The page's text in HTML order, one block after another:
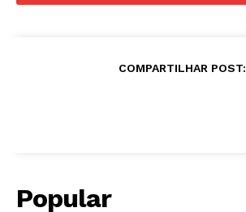
COMPARTILHAR POST:
Popular